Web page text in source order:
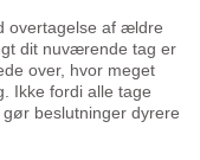
overtagelse af ældre
dit nuværende tag er
over, hvor meget
Ikke fordi alle tage
beslutninger dyrere